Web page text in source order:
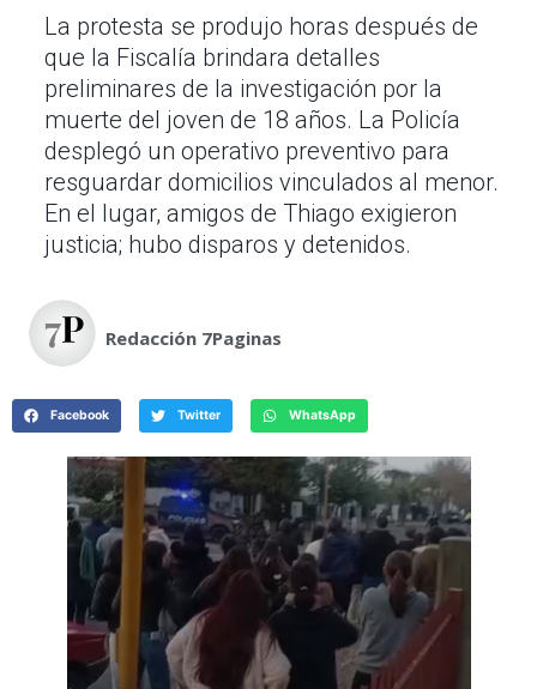
La protesta se produjo horas después de
que la Fiscalía brindara detalles
preliminares de la investigación por la
muerte del joven de 18 años. La Policía
desplegó un operativo preventivo para
resguardar domicilios vinculados al menor.
En el lugar, amigos de Thiago exigieron
justicia; hubo disparos y detenidos.
Redacción 7Paginas
Facebook Twitter WhatsApp